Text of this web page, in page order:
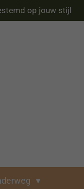
op jouw stijl